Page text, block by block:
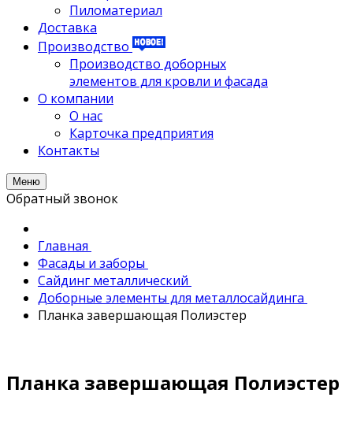
Пиломатериал
Доставка
Производство
Производство доборных
элементов для кровли и фасада
О компании
О нас
Карточка предприятия
Контакты
Меню
Обратный звонок
Главная
Фасады и заборы
Сайдинг металлический
Доборные элементы для металлосайдинга
Планка завершающая Полиэстер
Планка завершающая Полиэстер